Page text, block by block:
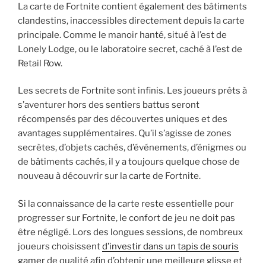
La carte de Fortnite contient également des bâtiments
clandestins, inaccessibles directement depuis la carte
principale. Comme le manoir hanté, situé à l’est de
Lonely Lodge, ou le laboratoire secret, caché à l’est de
Retail Row.
Les secrets de Fortnite sont infinis. Les joueurs prêts à
s’aventurer hors des sentiers battus seront
récompensés par des découvertes uniques et des
avantages supplémentaires. Qu’il s’agisse de zones
secrètes, d’objets cachés, d’événements, d’énigmes ou
de bâtiments cachés, il y a toujours quelque chose de
nouveau à découvrir sur la carte de Fortnite.
Si la connaissance de la carte reste essentielle pour
progresser sur Fortnite, le confort de jeu ne doit pas
être négligé. Lors des longues sessions, de nombreux
joueurs choisissentd’investir dans un tapis de souris
gamerde qualité afin d’obtenir une meilleure glisse et